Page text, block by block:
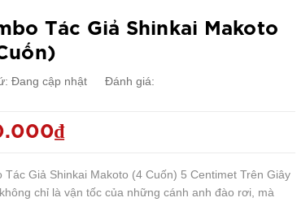
Tác Giả Shinkai Makoto
Đang cập nhật Đánh giá:
Tác Giả Shinkai Makoto (4 Cuốn) 5 Centimet Trên Giây
chỉ là vận tốc của những cánh anh đào rơi, mà